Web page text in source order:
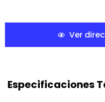
Ver
Especificaciones